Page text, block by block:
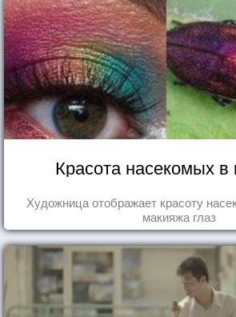
Красота насекомых
Художница отображает красоту
макияжа глаз